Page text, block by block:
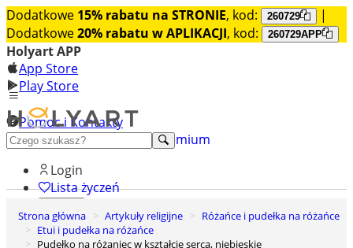
Dodatkowe 15% rabatu na STRONIE, kod: 260729
|
Dodatkowe20% rabatu w APLIKACJI, kod: 260729APP
Holyart APP
App Store
Play Store
Pomoc i Kontakty
+48 222 922 860
Odkryj premium
Login
Lista życzeń
0
Koszyk
Strona główna Artykuły religijne
Różańce i pudełka na różańce
Etui i pudełka na różańce
Pudełko na różaniec w kształcie serca, niebieskie